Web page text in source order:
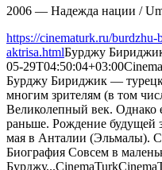
2006 — Надежда нации /
https://cinematurk.ru/
aktrisa.htmlБурджу
05-29T04:50:04+03:00
Бурджу Бириджик —
многим зрителям (в том
Великолепный век. Однако
раньше. Рождение будущей
мая в Анталии (Эльмалы).
Биография Совсем в
Бурджу...CinemaTurk